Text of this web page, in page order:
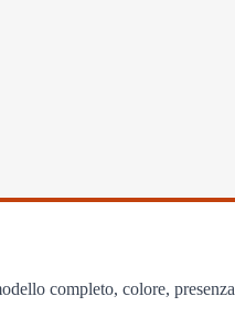
completo, colore, presenza